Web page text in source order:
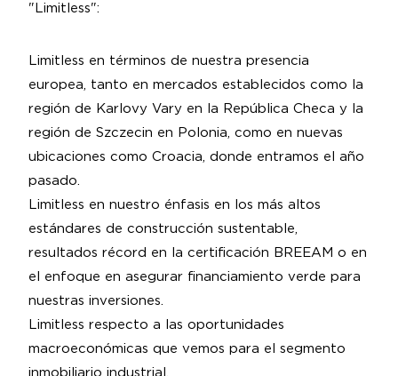
"Limitless":
Limitless en términos de nuestra presencia
europea, tanto en mercados establecidos como la
región de Karlovy Vary en la República Checa y la
región de Szczecin en Polonia, como en nuevas
ubicaciones como Croacia, donde entramos el año
pasado.
Limitless en nuestro énfasis en los más altos
estándares de construcción sustentable,
resultados récord en la certificación BREEAM o en
el enfoque en asegurar financiamiento verde para
nuestras inversiones.
Limitless respecto a las oportunidades
macroeconómicas que vemos para el segmento
inmobiliario industrial.